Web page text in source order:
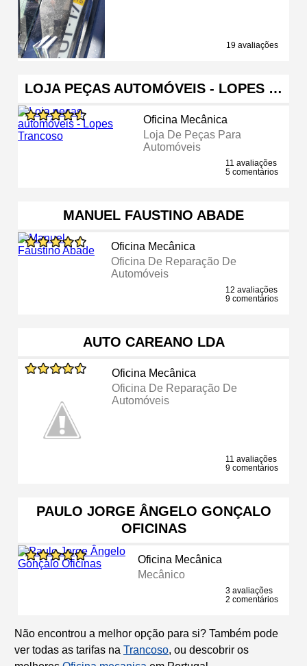
19 avaliações
LOJA PEÇAS AUTOMÓVEIS - LOPES …
Oficina Mecânica
Loja De Peças Para
Automóveis
11 avaliações
5 comentários
MANUEL FAUSTINO ABADE
Oficina Mecânica
Oficina De Reparação De
Automóveis
12 avaliações
9 comentários
AUTO CAREANO LDA
Oficina Mecânica
Oficina De Reparação De
Automóveis
11 avaliações
9 comentários
PAULO JORGE ÂNGELO GONÇALO
OFICINAS
Oficina Mecânica
Mecânico
3 avaliações
2 comentários
Não encontrou a melhor opção para si? Também pode
ver todas as tarifas na Trancoso, ou descobrir os